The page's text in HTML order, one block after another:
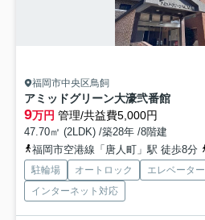
福岡市中央区鳥飼
アミッドグリーン大濠弐番館
9万円 管理/共益費5,000円
47.70㎡ (2LDK) /築28年 /8階建
福岡市空港線「唐人町」駅 徒歩8分
駐輪場 オートロック エレベーター
インターネット対応